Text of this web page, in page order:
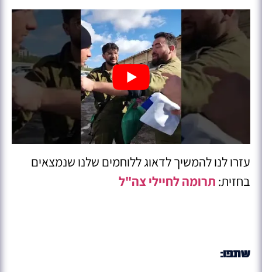
עזרו לנו להמשיך לדאוג ללוחמים שלנו שנמצאים
בחזית: תרומה לחיילי צה"ל
שתפו: